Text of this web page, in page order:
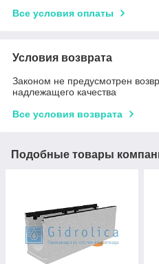
Все условия оплаты
Условия возврата
Законом не предусмотрен
надлежащего качества
Все условия возврата
Подобные товары